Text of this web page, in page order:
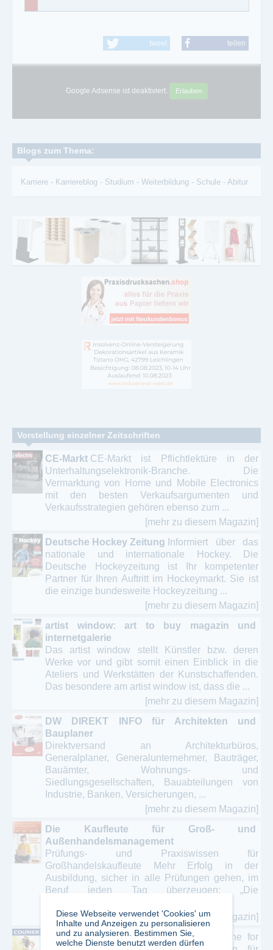
tweet teilen
Google Adsense ist deaktiviert. Erlauben
Blogs zum Thema:
Karriere - Karriereblog - Studium - Weiterbildung - Schule - Abitur
Vorstellung einzelner Zeitschriften
CE-Markt CE-Markt ist Pflichtlektüre in der
Unterhaltungselektronik-Branche. Die
Vermarktung von Home und Mobile Electronics
mit den besten Verkaufsargumenten und
Verkaufsstrategien gehören ebenso zum ...
[mehr zu diesem Magazin]
Deutsche Hockey Zeitung Informiert über das
nationale und internationale Hockey. Die
Deutsche Hockeyzeitung ist Ihr kompetenter
Partner für Ihren Auftritt im Hockeymarkt. Sie ist
die einzige bundesweite Hockeyzeitung ...
[mehr zu diesem Magazin]
artist window: art to buy magazin und
internetgalerie
Das artist window stellt Künstler bzw. deren
Werke vor und gibt somit einen Einblick in die
Ateliers und Werkstätten der Kunstschaffenden.
Das besondere am artist window ist, dass die ...
[mehr zu diesem Magazin]
DW DIREKT INFO für Architekten und
Bauplaner
Direktversand an Architekturbüros,
Generalplaner, Generalunternehmer, Bauträger,
Bauämter, Wohnungs- und
Siedlungsgesellschaften, Bauabteilungen von
Industrie, Banken, Versicherungen, ...
[mehr zu diesem Magazin]
Die Kaufleute für Groß- und
Außenhandelsmanagement
Prüfungs- und Praxiswissen für
Großhandelskaufleute Mehr Erfolg in der
Ausbildung, sicher in alle Prüfungen gehen, im
Beruf jeden Tag überzeugen: „Die
[mehr zu diesem Magazin]
Courier The Bayer CropScience Magazine for
Diese Webseite verwendet 'Cookies' um
Inhalte und Anzeigen zu personalisieren
und zu analysieren. Bestimmen Sie,
welche Dienste benutzt werden dürfen